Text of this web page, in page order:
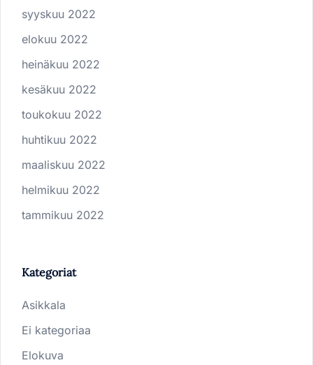
syyskuu 2022
elokuu 2022
heinäkuu 2022
kesäkuu 2022
toukokuu 2022
huhtikuu 2022
maaliskuu 2022
helmikuu 2022
tammikuu 2022
Kategoriat
Asikkala
Ei kategoriaa
Elokuva